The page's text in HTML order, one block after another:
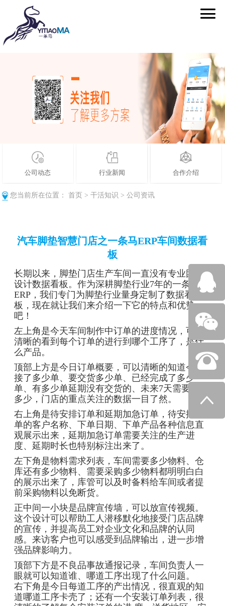
公司动态 行业新闻 合作介绍
您当前所在位置： 首页 > 干活知识 > 公司资讯
汽车脚垫智慧门店之一条马ERP车间数据看
板
长期以来，脚垫门店生产车间一直没有专业团队
设计数据看板。作为深耕脚垫行业7年的一条马
ERP，我们专门为脚垫行业量身定制了数据看
板，现在就让我们来介绍一下它的特点和优势
吧！
左上角是今天车间制作中订单的进度情况，可以
清晰的看到每个订单的进行到哪个工序了，是什
么产品。
顶部上方是今日订单概要，可以清晰的知道今天
接了多少单、要交货多少单、已经完成了多少
单、有多少单延期没有交货的、未来7天需要交货
多少，门店的重点关注的数据一目了然。
右上角是待安排订单和延期加急订单，待安排订
单的客户名称、下单日期、下单产品各种信息直
观展示出来，延期加急订单需要关注的生产进
度、延期时长也特别标注出来了。
左下角是物料需求列表，车间需要多少物料、仓
库还有多少物料、需要采购多少物料都明明白白
的展示出来了，库管可以及时备料给车间或者提
前采购物料以免断货。
正中间一小块是品牌宣传墙，可以放宣传视频。
这个设计可以帮助工人潜移默化地接受门店品牌
的宣传，并提高员工对企业文化和品牌的认同
感。来访客户也可以感受到品牌输出，进一步增
强品牌影响力。
顶部下方是不良品事故通报记录，车间负责人一
眼就可以知道谁、哪道工序出现了什么问题。
右下角是今日每道工序的产出情况，很直观的知
道哪道工序卡壳了；还有一个安装订单列表，很